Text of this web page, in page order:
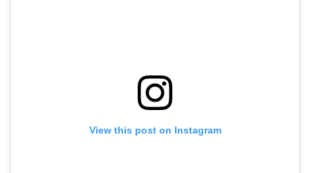
View this post on Instagram